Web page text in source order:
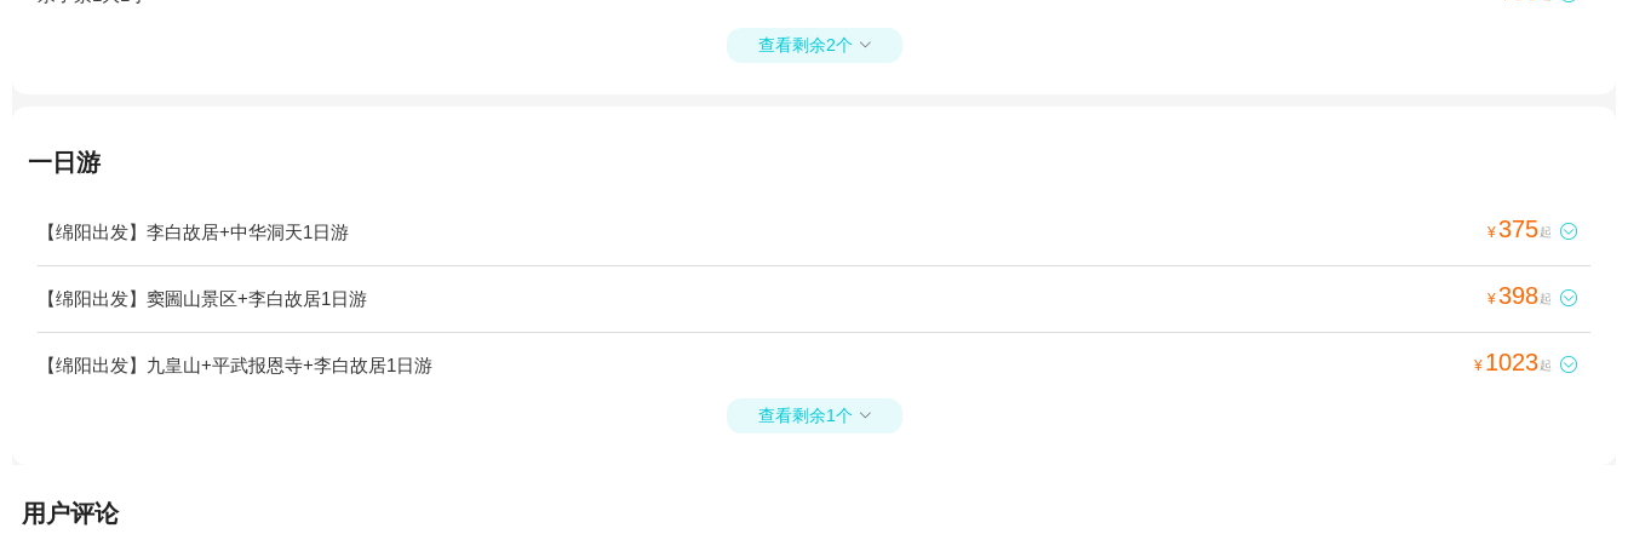
查看剩余2个 
一日游
【绵阳出发】李白故居+中华洞天1日游 ¥375起 
【绵阳出发】窦圌山景区+李白故居1日游 ¥398起 
【绵阳出发】九皇山+平武报恩寺+李白故居1日游 ¥ 1023起 
查看剩余1个 
用户评论